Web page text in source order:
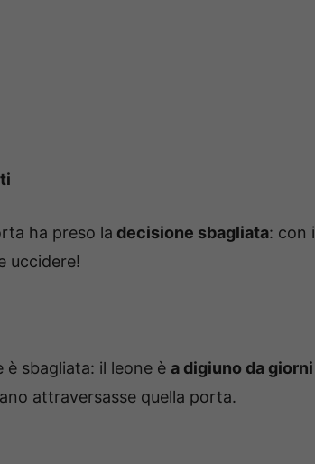
ha preso la decisione sbagliata: con
uccidere!
è sbagliata: il leone è a digiuno da giorni
attraversasse quella porta.